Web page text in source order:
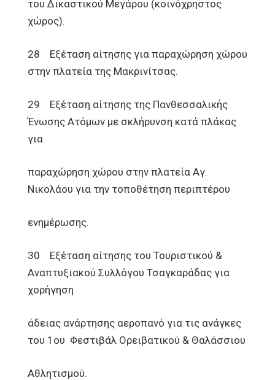
του Δικαστικού Μεγάρου (κοινόχρηστος
χώρος).
28 Εξέταση αίτησης για παραχώρηση χώρου
στην πλατεία της Μακρινίτσας.
29 Εξέταση αίτησης της Πανθεσσαλικής
Ένωσης Ατόμων με σκλήρυνση κατά πλάκας
για
παραχώρηση χώρου στην πλατεία Αγ.
Νικολάου για την τοποθέτηση περιπτέρου
ενημέρωσης.
30 Εξέταση αίτησης του Τουριστικού &
Αναπτυξιακού Συλλόγου Τσαγκαράδας για
χορήγηση
άδειας ανάρτησης αεροπανό για τις ανάγκες
του 1ου Φεστιβάλ Ορειβατικού & Θαλάσσιου
Αθλητισμού.